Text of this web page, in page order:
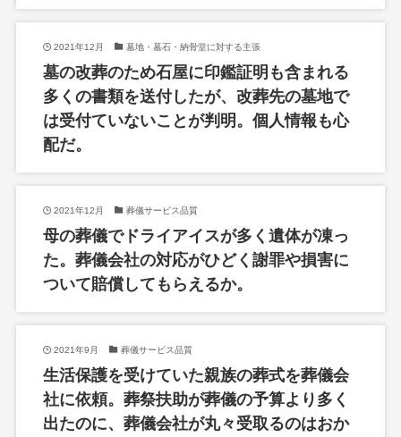
2021年12月 墓地・墓石・納骨堂に対する主張
墓の改葬のため石屋に印鑑証明も含まれる
多くの書類を送付したが、改葬先の墓地で
は受付ていないことが判明。個人情報も心
配だ。
2021年12月 葬儀サービス品質
母の葬儀でドライアイスが多く遺体が凍っ
た。葬儀会社の対応がひどく謝罪や損害に
ついて賠償してもらえるか。
2021年9月 葬儀サービス品質
生活保護を受けていた親族の葬式を葬儀会
社に依頼。葬祭扶助が葬儀の予算より多く
出たのに、葬儀会社が丸々受取るのはおか